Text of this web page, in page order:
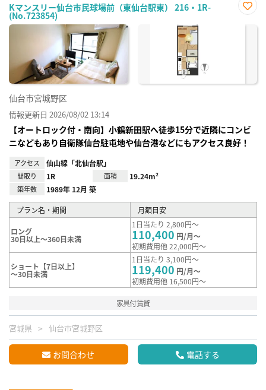
Kマンスリー仙台市民球場前（東仙台駅東） 216・1R-
(No.723854)
に入
仙台市宮城野区
情報更新日 2026/08/02 13:14
【オートロック付・南向】小鶴新田駅へ徒歩15分で近隣にコンビ
ニなどもあり自衛隊仙台駐屯地や仙台港などにもアクセス良好！
アクセス 仙山線「北仙台駅」
間取り 1R 面積 19.24m²
築年数 1989年 12月 築
プラン名・期間 月額目安
ロング
30日以上～360日未満
1日当たり 2,800円～
110,400 円/月～
初期費用他 22,000円～
ショート【7日以上】
～30日未満
1日当たり 3,100円～
119,400 円/月～
初期費用他 16,500円～
家具付賃貸
宮城県 仙台市宮城野区
お問合わせ 電話する